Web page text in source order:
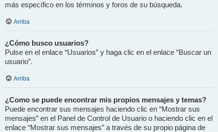
más específico en los términos y foros de su búsqueda.
Arriba
¿Cómo busco usuarios?
Pulse en el enlace “Usuarios” y haga clic en el enlace “Buscar un
usuario”.
Arriba
¿Como se puede encontrar mis propios mensajes y temas?
Puede encontrar sus mensajes haciendo clic en “Mostrar sus
mensajes” en el Panel de Control de Usuario o haciendo clic en el
enlace “Mostrar sus mensajes” a través de su propio página de